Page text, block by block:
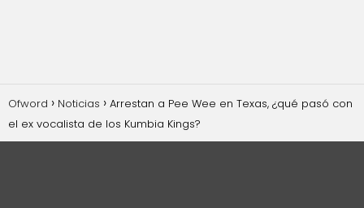
Ofword Noticias
Arrestan a Pee Wee en Texas, ¿qué pasó con
el ex vocalista de los Kumbia Kings?